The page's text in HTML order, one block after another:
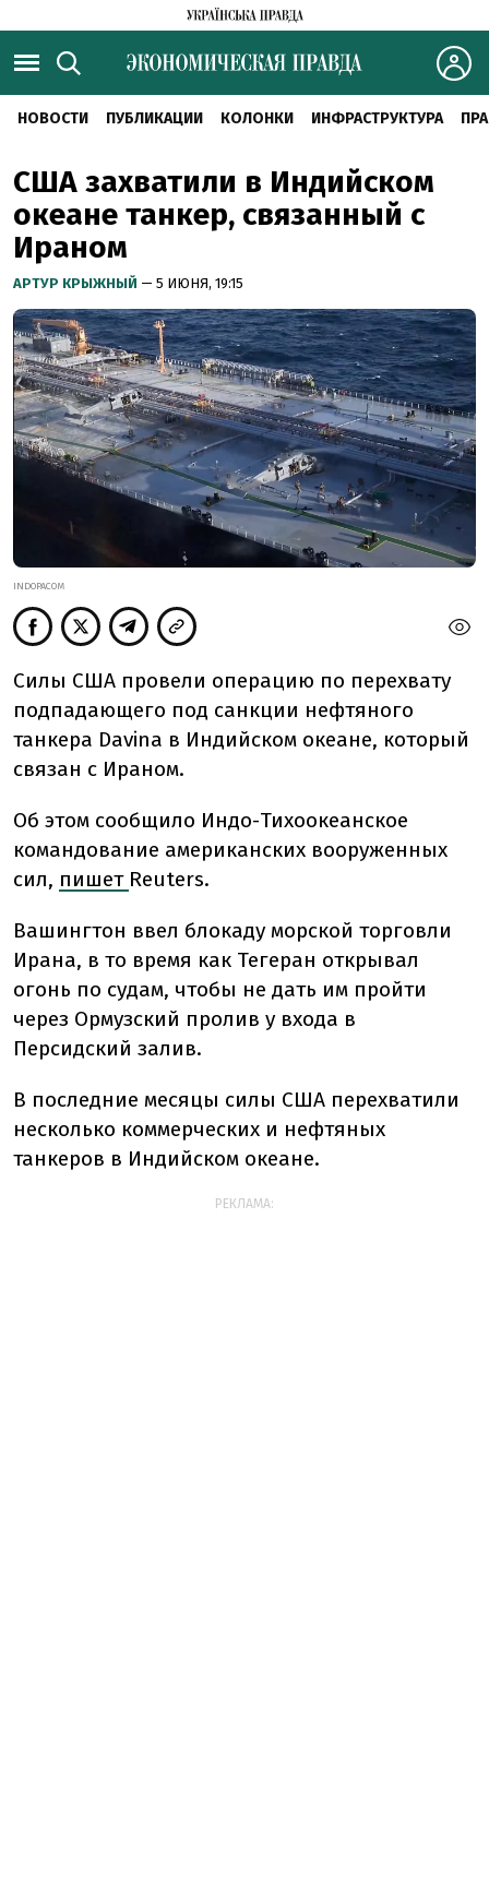
НОВОСТИ ПУБЛИКАЦИИ КОЛОНКИ ИНФРАСТРУКТУРА
США захватили в Индийском
океане танкер, связанный с
Ираном
АРТУР КРЫЖНЫЙ — 5 ИЮНЯ, 19:15
INDOPACOM
Силы США провели операцию по перехвату
подпадающего под санкции нефтяного
танкера Davina в Индийском океане, который
связан с Ираном.
Об этом сообщило Индо-Тихоокеанское
командование американских вооруженных
сил, пишет Reuters.
Вашингтон ввел блокаду морской торговли
Ирана, в то время как Тегеран открывал
огонь по судам, чтобы не дать им пройти
через Ормузский пролив у входа в
Персидский залив.
В последние месяцы силы США перехватили
несколько коммерческих и нефтяных
танкеров в Индийском океане.
РЕКЛАМА: